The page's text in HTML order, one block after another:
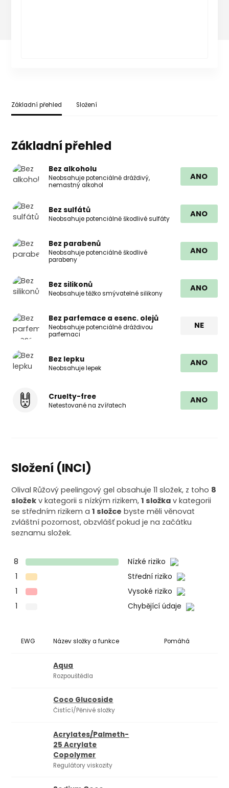
Základní přehled Složení
Základní přehled
Bez alkoholu
Neobsahuje potenciálně dráždivý,
nemastný alkohol
ANO
Bez sulfátů
Neobsahuje potenciálně škodlivé sulfáty
ANO
Bez parabenů
Neobsahuje potenciálně škodlivé
parabeny
ANO
Bez silikonů
Neobsahuje těžko smývatelné silikony
ANO
Bez parfemace a esenc. olejů
Neobsahuje potenciálně dráždivou
parfemaci
NE
Bez lepku
Neobsahuje lepek
ANO
Cruelty-free
Netestované na zvířatech
ANO
Složení (INCI)
Olival Růžový peelingový gel obsahuje 11 složek, z toho 8
složek v kategorii s nízkým rizikem,1 složka v kategorii
se středním rizikem a1 složce byste měli věnovat
zvláštní pozornost, obzvlášť pokud je na začátku
seznamu složek.
8
Nízké riziko
1
Střední riziko
1
Vysoké riziko
1
Chybějící údaje
EWG Název složky a funkce Pomáhá
Aqua
Rozpouštědla
Coco Glucoside
Čistící/Pěnivé složky
Acrylates/Palmeth-
25 Acrylate
Copolymer
Regulátory viskozity